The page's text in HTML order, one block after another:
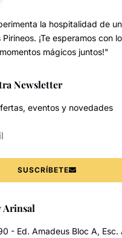
la hospitalidad de
¡Te esperamos con
mágicos juntos!"
Newsletter
eventos y novedades
SUSCRÍBETE
Arinsal
- Ed. Amadeus Bloc A, Esc.